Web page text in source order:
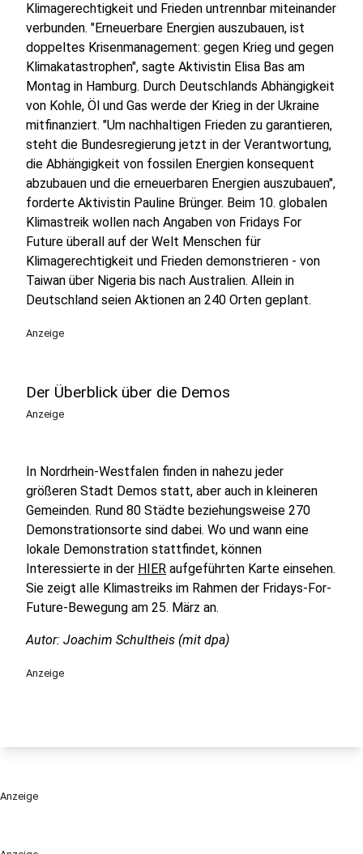
Klimagerechtigkeit und Frieden untrennbar miteinander
verbunden. "Erneuerbare Energien auszubauen, ist
doppeltes Krisenmanagement: gegen Krieg und gegen
Klimakatastrophen", sagte Aktivistin Elisa Bas am
Montag in Hamburg. Durch Deutschlands Abhängigkeit
von Kohle, Öl und Gas werde der Krieg in der Ukraine
mitfinanziert. "Um nachhaltigen Frieden zu garantieren,
steht die Bundesregierung jetzt in der Verantwortung,
die Abhängigkeit von fossilen Energien konsequent
abzubauen und die erneuerbaren Energien auszubauen",
forderte Aktivistin Pauline Brünger. Beim 10. globalen
Klimastreik wollen nach Angaben von Fridays For
Future überall auf der Welt Menschen für
Klimagerechtigkeit und Frieden demonstrieren - von
Taiwan über Nigeria bis nach Australien. Allein in
Deutschland seien Aktionen an 240 Orten geplant.
Anzeige
Der Überblick über die Demos
Anzeige
In Nordrhein-Westfalen finden in nahezu jeder
größeren Stadt Demos statt, aber auch in kleineren
Gemeinden. Rund 80 Städte beziehungsweise 270
Demonstrationsorte sind dabei. Wo und wann eine
lokale Demonstration stattfindet, können
Interessierte in der HIER aufgeführten Karte einsehen.
Sie zeigt alle Klimastreiks im Rahmen der Fridays-For-
Future-Bewegung am 25. März an.
Autor: Joachim Schultheis (mit dpa)
Anzeige
Anzeige